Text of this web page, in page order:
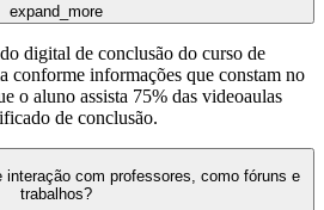
expand_more
digital de conclusão do curso de
conforme informações que constam no
o aluno assista 75% das videoaulas
de conclusão.
interação com professores, como fóruns e
trabalhos?